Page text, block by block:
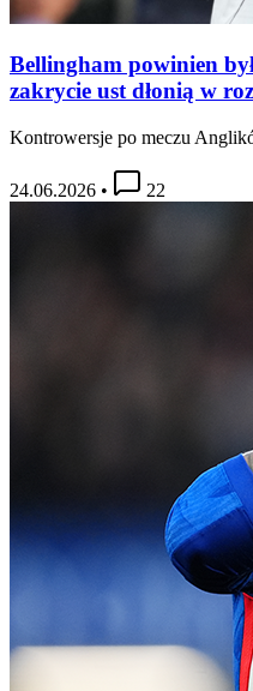
Bellingham powinien
zakrycie ust dłonią w
Kontrowersje po meczu
24.06.2026 • 22